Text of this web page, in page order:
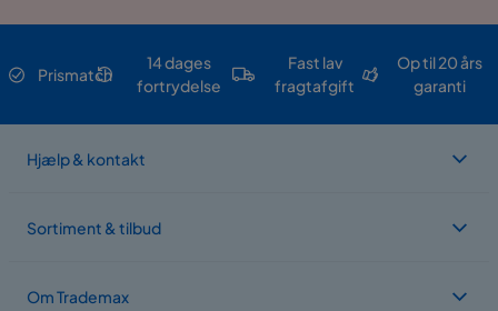
Prismatch
14 dages
fortrydelse
Fast lav
fragtafgift
Op til 20 års
garanti
Hjælp & kontakt
Sortiment & tilbud
Om Trademax